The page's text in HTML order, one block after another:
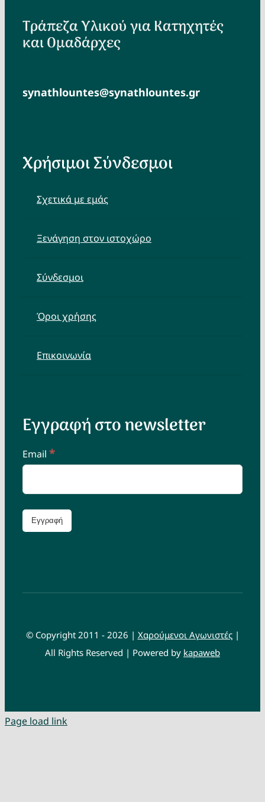
Τράπεζα Υλικού για Κατηχητές
και Ομαδάρχες
synathlountes@synathlountes.gr
Χρήσιμοι Σύνδεσμοι
Σχετικά με εμάς
Ξενάγηση στον ιστοχώρο
Σύνδεσμοι
Όροι χρήσης
Επικοινωνία
Εγγραφή στο newsletter
Email *
© Copyright 2011 - 2026 | Χαρούμενοι Αγωνιστές|
All Rights Reserved | Powered by kapaweb
Page load link